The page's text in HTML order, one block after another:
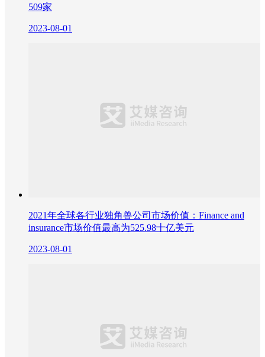
509家
2023-08-01
2021年全球各行业独角兽公司市场价值：Finance and
insurance市场价值最高为525.98十亿美元
2023-08-01